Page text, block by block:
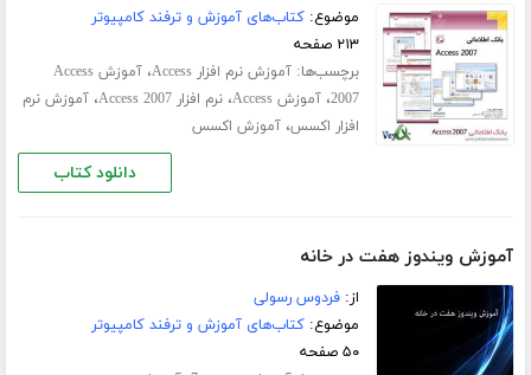
موضوع:کتاب‌های آموزش و ترفند کامپیوتر
۲۱۳ صفحه
برچسب‌ها:آموزش نرم افزار Access ،
آموزش Access
2007،آموزش Access ،نرم افزار Access 2007 ،آموزش نرم
افزار اکسس،آموزش اکسس
دانلود کتاب
آموزش ویندوز هفت در خانه
از:فردوس رسولی
موضوع:کتاب‌های آموزش و ترفند کامپیوتر
۵۰ صفحه